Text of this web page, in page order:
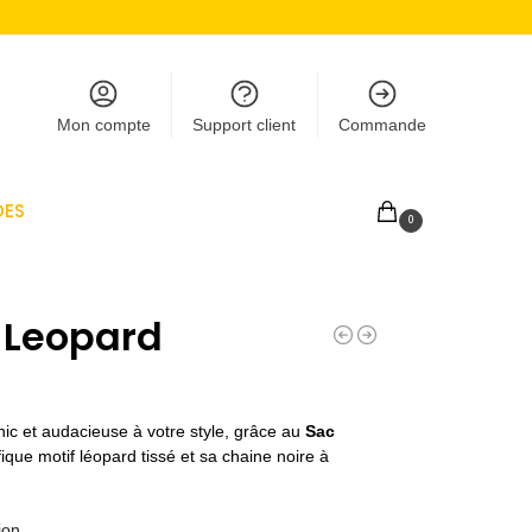
Mon compte Support client Commande
0
et audacieuse à votre style, grâce au Sac
motif léopard tissé et sa chaine noire à